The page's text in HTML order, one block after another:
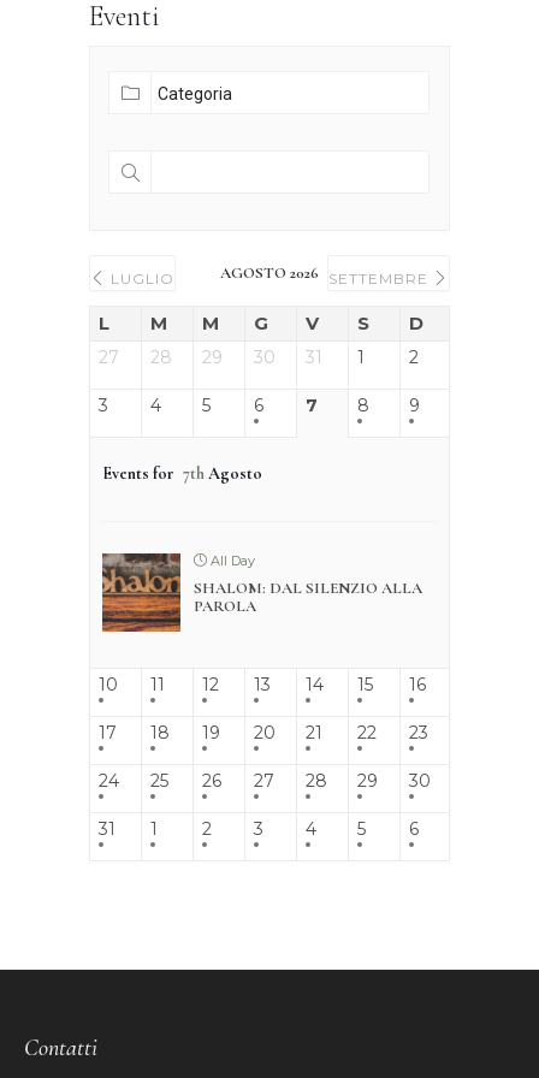
Eventi
LUGLIO AGOSTO 2026 SETTEMBRE
L M M G V S D
27 28 29 30 31 1 2
3 4 5 6 7 8 9
Events for 7thAgosto
All Day
SHALOM: DAL SILENZIO ALLA
PAROLA
10 11 12 13 14 15 16
17 18 19 20 21 22 23
24 25 26 27 28 29 30
31 1 2 3 4 5 6
Contatti